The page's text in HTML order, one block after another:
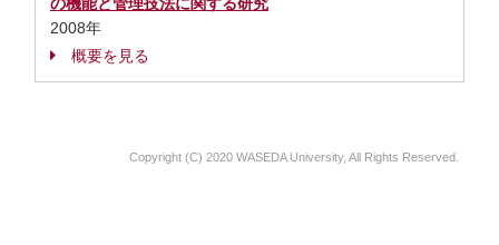
2008年
概要を見る
Copyright (C) 2020 WASEDA University, All Rights Reserved.